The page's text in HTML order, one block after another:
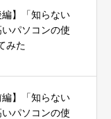
編】「知らない
パソコンの使
みた
編】「知らない
パソコンの使